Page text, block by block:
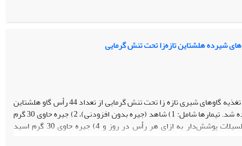
تخمدان جز 10 ژن با بالاترین میانگین بود. همچنین ژن های FSHR, ESR1 و ESR2 بیان متوسط و ژن های GDF9, BMP15 و PRLR بیان پایینی در نمونه ها
گوسفندان شال فراهم کند.
شیرده هلشتاین تازه‌زا تحت تنش گرمایی
به منظور بررسی اثرات اسید آسکوربیک و سالیسیلات پوشش دار شده در تغذیه گاوهای شیری تازه زا تحت تنش گرمایی از تعداد 44 رأس گاو هلشتاین
در قالب طرح کاملاً تصادفی با 4 تیمار و 11 تکرار در هر تیمار به مدت 30 روز استفاده شد. تیمارها شامل: 1) شاهد (جیره بدون افزودنی)، 2) جیره حاوی 30 گرم
اسید آسکوربیک پوشش‌دار به ازای هر رأس در روز، 3) جیره حاوی 10 گرم سالسیلات پوشش‌دار به ازای هر رأس در روز و 4) جیره حاوی 30 گرم اسید
روز بود. میانگین تولید شیر گروه دریافت‌کننده سالسیلات پوشش‌دار از سایر تیمارها